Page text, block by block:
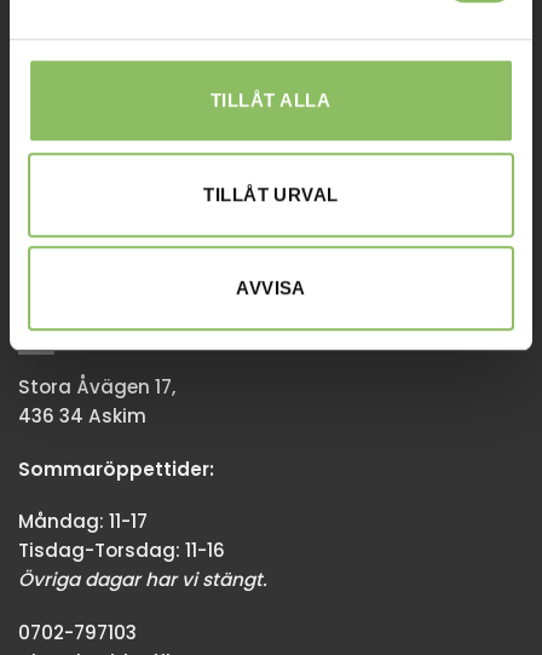
TILLÅT ALLA
TILLÅT URVAL
AVVISA
Sommaröppettider:
Övriga dagar har vi stängt.
info@baddsofflagret.se
GÖTEBORG
Stora Åvägen 17,
436 34 Askim
Sommaröppettider:
Måndag: 11-17
Tisdag-Torsdag: 11-16
Övriga dagar har vi stängt.
0702-797103